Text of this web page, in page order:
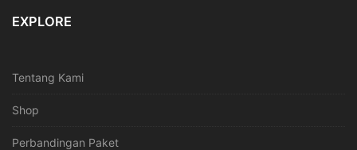
EXPLORE
Tentang Kami
Shop
Perbandingan Paket